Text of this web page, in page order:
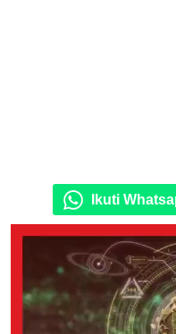
Ikuti